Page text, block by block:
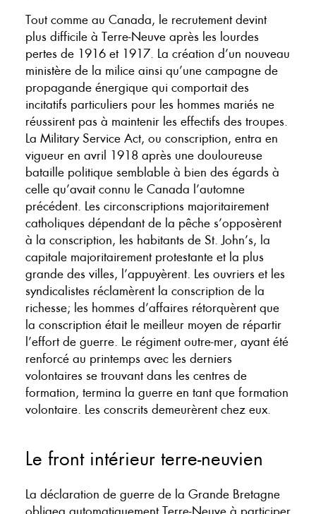
Tout comme au Canada, le recrutement devint
plus difficile à Terre-Neuve après les lourdes
pertes de 1916 et 1917. La création d’un nouveau
ministère de la milice ainsi qu’une campagne de
propagande énergique qui comportait des
incitatifs particuliers pour les hommes mariés ne
réussirent pas à maintenir les effectifs des troupes.
La Military Service Act, ou conscription, entra en
vigueur en avril 1918 après une douloureuse
bataille politique semblable à bien des égards à
celle qu’avait connu le Canada l’automne
précédent. Les circonscriptions majoritairement
catholiques dépendant de la pêche s’opposèrent
à la conscription, les habitants de St. John’s, la
capitale majoritairement protestante et la plus
grande des villes, l’appuyèrent. Les ouvriers et les
syndicalistes réclamèrent la conscription de la
richesse; les hommes d’affaires rétorquèrent que
la conscription était le meilleur moyen de répartir
l’effort de guerre. Le régiment outre-mer, ayant été
renforcé au printemps avec les derniers
volontaires se trouvant dans les centres de
formation, termina la guerre en tant que formation
volontaire. Les conscrits demeurèrent chez eux.
Le front intérieur terre-neuvien
La déclaration de guerre de la Grande Bretagne